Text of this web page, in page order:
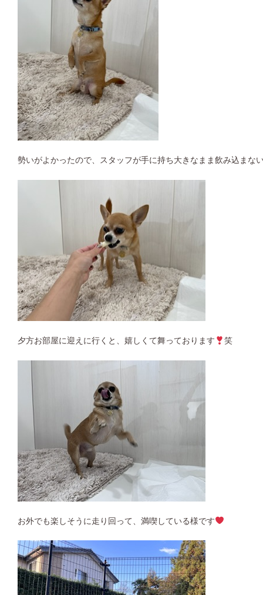
勢いがよかったので、スタッフが手に持ち大きなまま飲み込まな
夕方お部屋に迎えに行くと、嬉しくて舞っております 笑
お外でも楽しそうに走り回って、満喫している様です